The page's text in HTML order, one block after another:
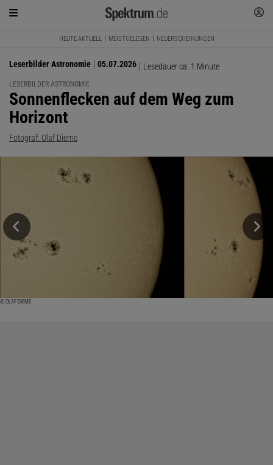
HEUTE AKTUELL MEISTGELESEN NEUERSCHEINUNGEN
Leserbilder Astronomie 05.07.2026 Lesedauer ca. 1 Minute
LESERBILDER ASTRONOMIE
:
Sonnenflecken auf dem Weg zum
Horizont
Fotograf: Olaf Dieme
© OLAF DIEME